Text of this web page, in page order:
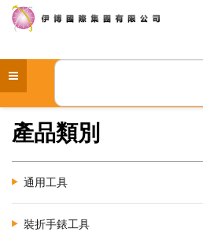
產品類別
通用工具
裝折手錶工具